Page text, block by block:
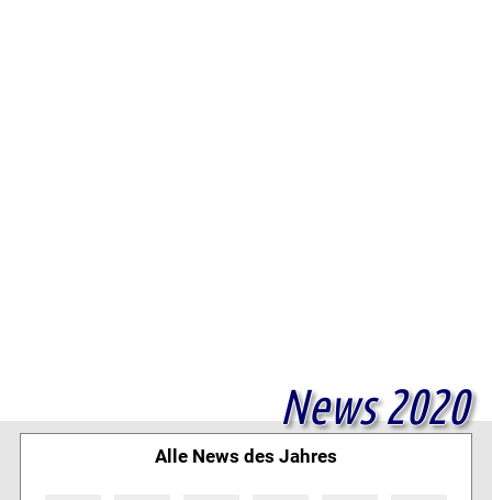
News 2020
Alle News des Jahres